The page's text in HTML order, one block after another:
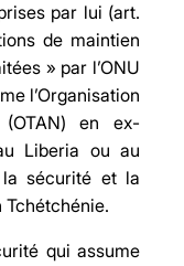
par lui (art.
de maintien
» par l’ONU
l’Organisation
en ex-
Liberia ou au
la sécurité et la
Tchétchénie.
qui assume